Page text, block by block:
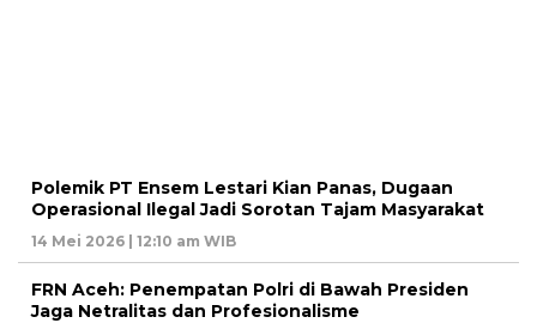
Polemik PT Ensem Lestari Kian Panas, Dugaan
Operasional Ilegal Jadi Sorotan Tajam Masyarakat
14 Mei 2026 | 12:10 am WIB
FRN Aceh: Penempatan Polri di Bawah Presiden
Jaga Netralitas dan Profesionalisme